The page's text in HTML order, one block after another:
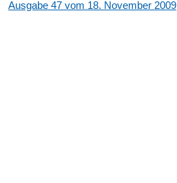
Ausgabe 47 vom 18. November 2009